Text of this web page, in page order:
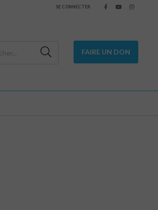
SE CONNECTER
FAIRE UN DON